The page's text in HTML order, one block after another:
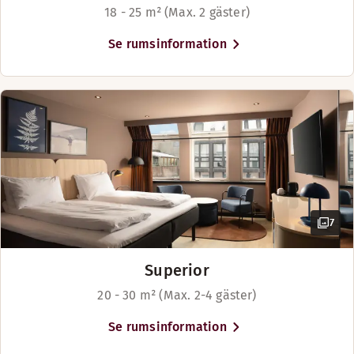
18 - 25 m² (Max. 2 gäster)
Se rumsinformation
7
Superior
20 - 30 m² (Max. 2-4 gäster)
Se rumsinformation